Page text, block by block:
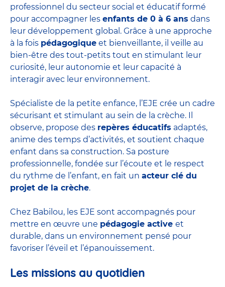
professionnel du secteur social et éducatif formé
pour accompagner les enfants de 0 à 6 ans dans
leur développement global. Grâce à une approche
à la fois pédagogique et bienveillante, il veille au
bien-être des tout-petits tout en stimulant leur
curiosité, leur autonomie et leur capacité à
interagir avec leur environnement.
Spécialiste de la petite enfance, l’EJE crée un cadre
sécurisant et stimulant au sein de la crèche. Il
observe, propose des repères éducatifs adaptés,
anime des temps d’activités, et soutient chaque
enfant dans sa construction. Sa posture
professionnelle, fondée sur l’écoute et le respect
du rythme de l’enfant, en fait un acteur clé du
projet de la crèche.
Chez Babilou, les EJE sont accompagnés pour
mettre en œuvre une pédagogie active et
durable, dans un environnement pensé pour
favoriser l’éveil et l’épanouissement.
Les missions au quotidien